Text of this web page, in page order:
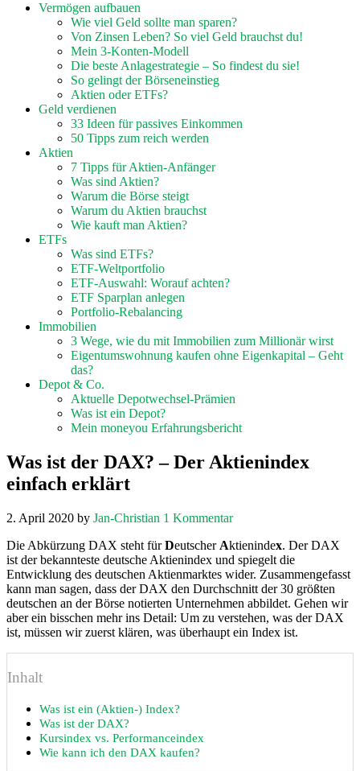
Vermögen aufbauen
Wie viel Geld sollte man sparen?
Von Zinsen Leben? So viel Geld brauchst du!
Mein 3-Konten-Modell
Die beste Anlagestrategie – So findest du sie!
So gelingt der Börseneinstieg
Aktien oder ETFs?
Geld verdienen
33 Ideen für passives Einkommen
50 Tipps zum reich werden
Aktien
7 Tipps für Aktien-Anfänger
Was sind Aktien?
Warum die Börse steigt
Warum du Aktien brauchst
Wie kauft man Aktien?
ETFs
Was sind ETFs?
ETF-Weltportfolio
ETF-Auswahl: Worauf achten?
ETF Sparplan anlegen
Portfolio-Rebalancing
Immobilien
3 Wege, wie du mit Immobilien zum Millionär wirst
Eigentumswohnung kaufen ohne Eigenkapital – Geht
das?
Depot & Co.
Aktuelle Depotwechsel-Prämien
Was ist ein Depot?
Mein moneyou Erfahrungsbericht
Was ist der DAX? – Der Aktienindex
einfach erklärt
2. April 2020 by Jan-Christian 1 Kommentar
Die Abkürzung DAX steht fürDeutscher Aktienindex. Der DAX
ist der bekannteste deutsche Aktienindex und spiegelt die
Entwicklung des deutschen Aktienmarktes wider. Zusammengefasst
kann man sagen, dass der DAX den Durchschnitt der 30 größten
deutschen an der Börse notierten Unternehmen abbildet. Gehen wir
aber ein bisschen mehr ins Detail: Um zu verstehen, was der DAX
ist, müssen wir zuerst klären, was überhaupt ein Index ist.
Inhalt
Was ist ein (Aktien-) Index?
Was ist der DAX?
Kursindex vs. Performanceindex
Wie kann ich den DAX kaufen?